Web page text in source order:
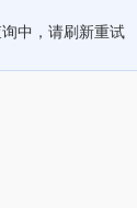
中，请刷新重试